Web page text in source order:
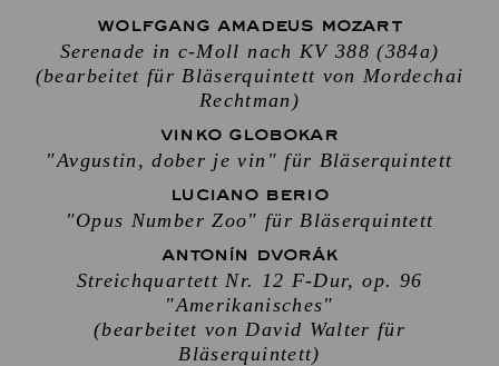
WOLFGANG AMADEUS MOZART
Serenade in c-Moll nach KV 388 (384a)
(bearbeitet für Bläserquintett von Mordechai
Rechtman)
VINKO GLOBOKAR
"Avgustin, dober je vin" für Bläserquintett
LUCIANO BERIO
"Opus Number Zoo" für Bläserquintett
ANTONÍN DVORÁK
Streichquartett Nr. 12 F-Dur, op. 96
"Amerikanisches"
(bearbeitet von David Walter für
Bläserquintett)